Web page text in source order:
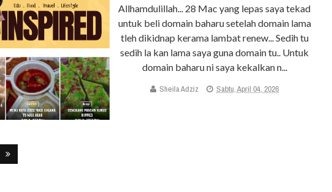
Allhamdulillah... 28 Mac yang lepas saya tekad
untuk beli domain baharu setelah domain lama
tleh dikidnap kerama lambat renew... Sedih tu
sedih la kan lama saya guna domain tu.. Untuk
domain baharu ni saya kekalkan n...
Sheila Adziz Sabtu, April 04, 2026